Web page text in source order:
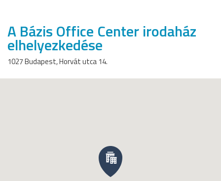
A Bázis Office Center irodaház
elhelyezkedése
1027 Budapest, Horvát utca 14.